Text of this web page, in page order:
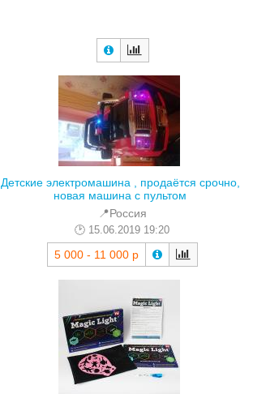
Детские электромашина , продаётся срочно,
новая машина с пультом
📍Россия
15.06.2019 19:20
5 000 - 11 000 р